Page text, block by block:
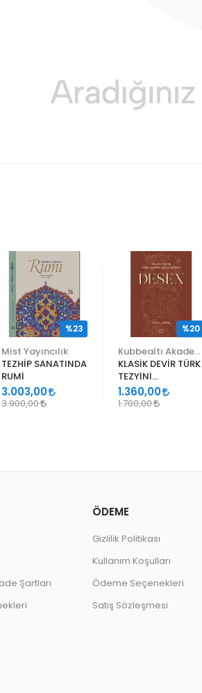
Mist Yayıncılık
TEZHİP SANATINDA
RUMİ
3.003,00
3.900,00
%23
KLASİK DEVİR TÜRK
TEZYİNİ
SANATLARINDA
DESEN
1.360,00
1.700,00
%20
Şartları
ÖDEME
Gizlilik Politikası
Kullanım Koşulları
Ödeme Seçenekleri
Satış Sözleşmesi